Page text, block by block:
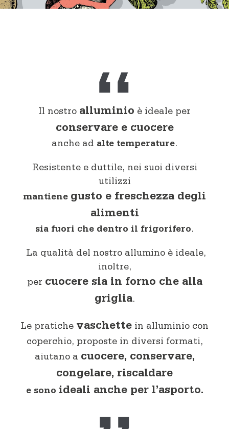
Il nostro alluminio è ideale per
conservare e cuocere
anche ad alte temperature.
Resistente e duttile, nei suoi diversi
utilizzi
mantiene gusto e freschezza degli
alimenti
sia fuori che dentro il frigorifero.
La qualità del nostro allumino è ideale,
inoltre,
per cuocere sia in forno che alla
griglia.
Le pratiche vaschette in alluminio con
coperchio, proposte in diversi formati,
aiutano a cuocere, conservare,
congelare, riscaldare
e sono ideali anche per l’asporto.